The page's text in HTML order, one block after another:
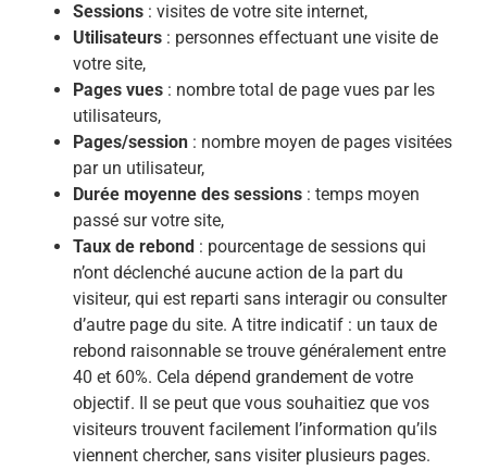
Sessions: visites de votre site internet,
Utilisateurs : personnes effectuant une visite de
votre site,
Pages vues : nombre total de page vues par les
utilisateurs,
Pages/session : nombre moyen de pages visitées
par un utilisateur,
Durée moyenne des sessions: temps moyen
passé sur votre site,
Taux de rebond: pourcentage de sessions qui
n’ont déclenché aucune action de la part du
visiteur, qui est reparti sans interagir ou consulter
d’autre page du site. A titre indicatif : un taux de
rebond raisonnable se trouve généralement entre
40 et 60%. Cela dépend grandement de votre
objectif. Il se peut que vous souhaitiez que vos
visiteurs trouvent facilement l’information qu’ils
viennent chercher, sans visiter plusieurs pages.